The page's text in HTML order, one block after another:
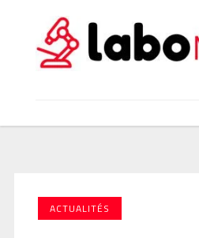
ACTUALITÉS